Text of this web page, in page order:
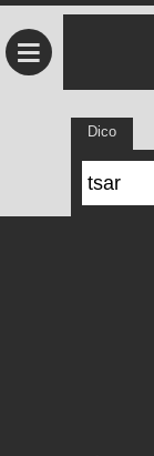
≡
Dico